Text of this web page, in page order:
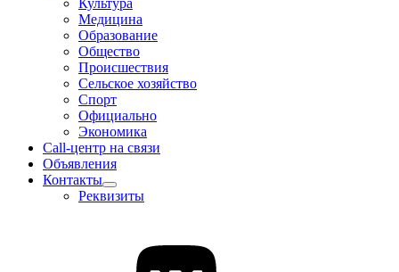
Культура
Медицина
Образование
Общество
Происшествия
Сельское хозяйство
Спорт
Официально
Экономика
Call-центр на связи
Объявления
Контакты
Реквизиты